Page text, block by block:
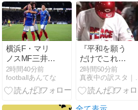
確に表明
横浜F・マリ
ノスMF三井寺
眞が16歳で開
幕スタメン出
場し最年少記
2時間40分前
footballあんてな
『平和を願う
だけでこれほ
ど荒れると
は』広島の原
爆追悼ユニ着
ンが過去の歴
2時間50分前